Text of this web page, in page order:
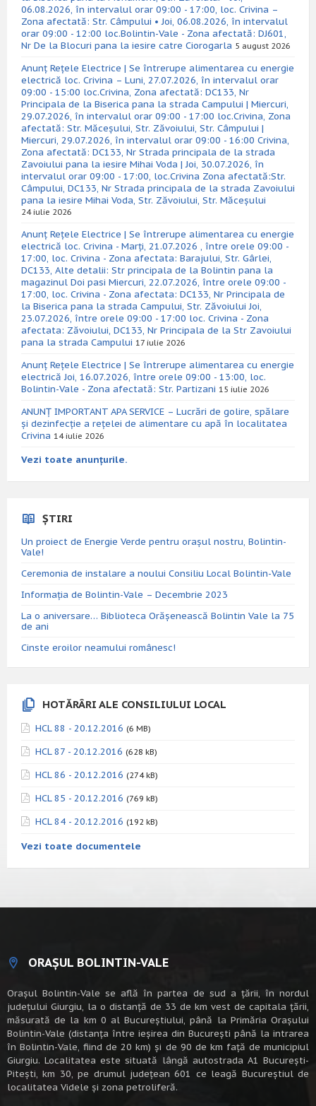
06.08.2026, în intervalul orar 09:00 - 17:00, loc. Crivina –
Zona afectată: Str. Câmpului • Joi, 06.08.2026, în intervalul
orar 09:00 - 12:00 loc.Bolintin-Vale - Zona afectată: DJ601,
Nr De la Blocuri pana la iesire catre Ciorogarla 5 august 2026
Anunț Rețele Electrice | Se întrerupe alimentarea cu energie
electrică loc. Crivina – Luni, 27.07.2026, în intervalul orar
09:00 - 15:00 loc.Crivina, Zona afectată: DC133, Nr
Principala de la Biserica pana la strada Campului | Miercuri,
29.07.2026, în intervalul orar 09:00 - 17:00 loc.Crivina, Zona
afectată: Str. Măceșului, Str. Zăvoiului, Str. Câmpului |
Miercuri, 29.07.2026, în intervalul orar 09:00 - 16:00 Crivina,
Zona afectată: DC133, Nr Strada principala de la strada
Zavoiului pana la iesire Mihai Voda | Joi, 30.07.2026, în
intervalul orar 09:00 - 17:00, loc.Crivina Zona afectată:Str.
Câmpului, DC133, Nr Strada principala de la strada Zavoiului
pana la iesire Mihai Voda, Str. Zăvoiului, Str. Măceșului
24 iulie 2026
Anunț Rețele Electrice | Se întrerupe alimentarea cu energie
electrică loc. Crivina - Marți, 21.07.2026 , între orele 09:00 -
17:00, loc. Crivina - Zona afectata: Barajului, Str. Gârlei,
DC133, Alte detalii: Str principala de la Bolintin pana la
magazinul Doi pasi Miercuri, 22.07.2026, între orele 09:00 -
17:00, loc. Crivina - Zona afectata: DC133, Nr Principala de
la Biserica pana la strada Campului, Str. Zăvoiului Joi,
23.07.2026, între orele 09:00 - 17:00 loc. Crivina - Zona
afectata: Zăvoiului, DC133, Nr Principala de la Str Zavoiului
pana la strada Campului 17 iulie 2026
Anunț Rețele Electrice | Se întrerupe alimentarea cu energie
electrică Joi, 16.07.2026, între orele 09:00 - 13:00, loc.
Bolintin-Vale - Zona afectată: Str. Partizani 15 iulie 2026
ANUNȚ IMPORTANT APA SERVICE – Lucrări de golire, spălare
și dezinfecție a rețelei de alimentare cu apă în localitatea
Crivina 14 iulie 2026
Vezi toate anunțurile.
ȘTIRI
Un proiect de Energie Verde pentru orașul nostru, Bolintin-
Vale!
Ceremonia de instalare a noului Consiliu Local Bolintin-Vale
Informația de Bolintin-Vale – Decembrie 2023
La o aniversare… Biblioteca Orăşenească Bolintin Vale la 75
de ani
Cinste eroilor neamului românesc!
HOTĂRÂRI ALE CONSILIULUI LOCAL
HCL 88 - 20.12.2016 (6 MB)
HCL 87 - 20.12.2016 (628 kB)
HCL 86 - 20.12.2016 (274 kB)
HCL 85 - 20.12.2016 (769 kB)
HCL 84 - 20.12.2016 (192 kB)
Vezi toate documentele
ORAȘUL BOLINTIN-VALE
Oraşul Bolintin-Vale se află în partea de sud a ţării, în nordul
judeţului Giurgiu, la o distanţă de 33 de km vest de capitala țării,
măsurată de la km 0 al Bucureștiului, până la Primăria Orașului
Bolintin-Vale (distanța între ieșirea din București până la intrarea
în Bolintin-Vale, fiind de 20 km) şi de 90 de km faţă de municipiul
Giurgiu. Localitatea este situată lângă autostrada A1 Bucureşti-
Piteşti, km 30, pe drumul judeţean 601 ce leagă Bucureştiul de
localitatea Videle şi zona petroliferă.